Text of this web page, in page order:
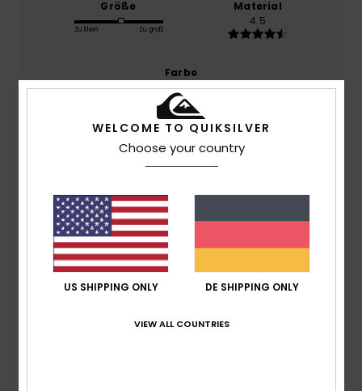
Größe
Zu klein Zu groß
Material
4.5
Farbe
4.6
4
28. Februar 2026
Verifizierter Kauf
Etwas größer
Original anzeigen - English
Ich empfehle dieses Produkt
WELCOME TO QUIKSILVER
Choose your country
US SHIPPING ONLY DE SHIPPING ONLY
VIEW ALL COUNTRIES